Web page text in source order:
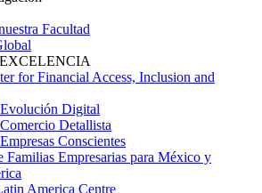
Facultad
for Financial Access, Inclusion and
Digital
Detallista
Conscientes
Familias Empresarias para México y
America Centre